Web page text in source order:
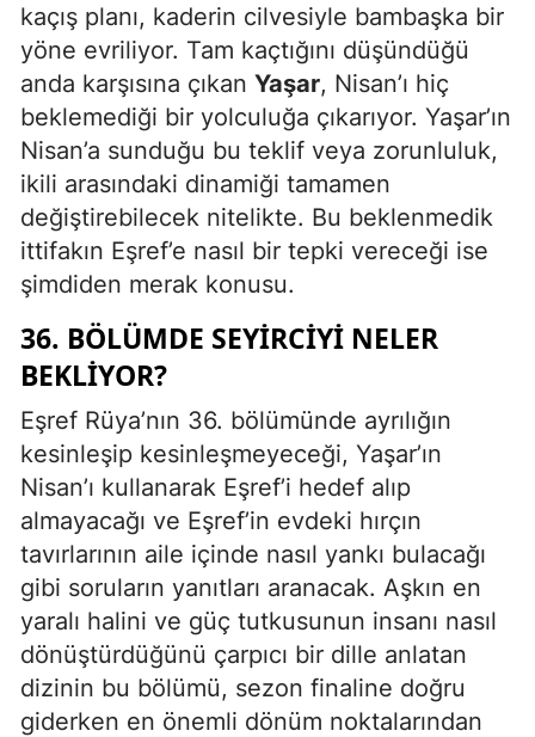
kaçış planı, kaderin cilvesiyle bambaşka bir
yöne evriliyor. Tam kaçtığını düşündüğü
anda karşısına çıkan Yaşar, Nisan’ı hiç
beklemediği bir yolculuğa çıkarıyor. Yaşar’ın
Nisan’a sunduğu bu teklif veya zorunluluk,
ikili arasındaki dinamiği tamamen
değiştirebilecek nitelikte. Bu beklenmedik
ittifakın Eşref’e nasıl bir tepki vereceği ise
şimdiden merak konusu.
36. BÖLÜMDE SEYIRCIYI NELER
BEKLIYOR?
Eşref Rüya’nın 36. bölümünde ayrılığın
kesinleşip kesinleşmeyeceği, Yaşar’ın
Nisan’ı kullanarak Eşref’i hedef alıp
almayacağı ve Eşref’in evdeki hırçın
tavırlarının aile içinde nasıl yankı bulacağı
gibi soruların yanıtları aranacak. Aşkın en
yaralı halini ve güç tutkusunun insanı nasıl
dönüştürdüğünü çarpıcı bir dille anlatan
dizinin bu bölümü, sezon finaline doğru
giderken en önemli dönüm noktalarından